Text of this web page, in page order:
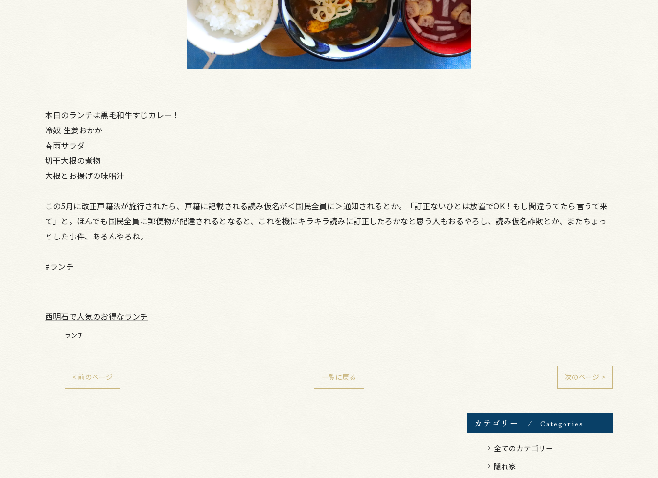
本日のランチは黒毛和牛すじカレー！
冷奴 生姜おかか
春雨サラダ
切干大根の煮物
大根とお揚げの味噌汁
この5月に改正戸籍法が施行されたら、戸籍に記載される読み仮名が＜国民全員に＞通知されるとか。「訂正ないひとは放置でOK！もし間違うてたら言うて来
て」と。ほんでも国民全員に郵便物が配達されるとなると、これを機にキラキラ読みに訂正したろかなと思う人もおるやろし、読み仮名詐欺とか、またちょっ
とした事件、あるんやろね。
#ランチ
西明石で人気のお得なランチ
ランチ
< 前のページ 一覧に戻る 次のページ >
カテゴリー Categories
全てのカテゴリー
隠れ家